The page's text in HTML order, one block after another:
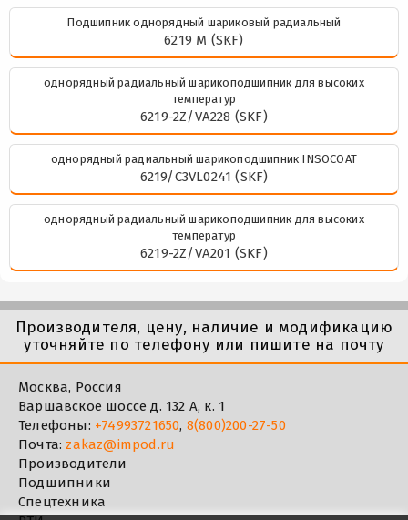
Подшипник однорядный шариковый радиальный
6219 M (SKF)
однорядный радиальный шарикоподшипник для высоких
температур
6219-2Z/VA228 (SKF)
однорядный радиальный шарикоподшипник INSOCOAT
6219/C3VL0241 (SKF)
однорядный радиальный шарикоподшипник для высоких
температур
6219-2Z/VA201 (SKF)
Производителя, цену, наличие и модификацию
уточняйте по телефону или пишите на почту
Москва, Россия
Варшавское шоссе д. 132 А, к. 1
Телефоны: +74993721650, 8(800)200-27-50
Почта:zakaz@impod.ru
Производители
Подшипники
Спецтехника